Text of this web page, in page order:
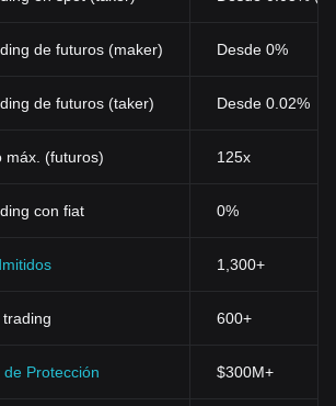
de futuros (maker) Desde 0%
de futuros (taker) Desde 0.02%
máx. (futuros) 125x
con fiat 0%
1,300+
600+
Protección $300M+